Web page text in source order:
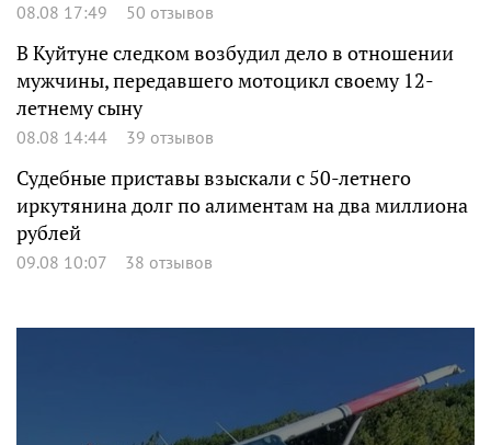
08.08 17:49 50 отзывов
В Куйтуне следком возбудил дело в отношении
мужчины, передавшего мотоцикл своему 12-
летнему сыну
08.08 14:44 39 отзывов
Судебные приставы взыскали с 50-летнего
иркутянина долг по алиментам на два миллиона
рублей
09.08 10:07 38 отзывов